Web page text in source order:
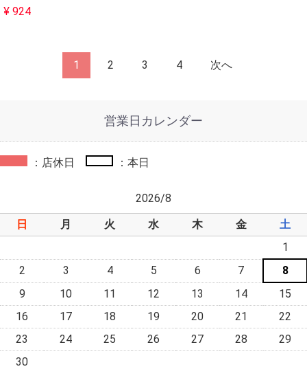
¥ 924
1 2 3 4 次へ
営業日カレンダー
：店休日 ：本日
2026/8
日
月 火 水 木 金
土
1
2
3 4 5 6 7
8
9
10 11 12 13 14
15
16
17 18 19 20 21
22
23
24 25 26 27 28
29
30